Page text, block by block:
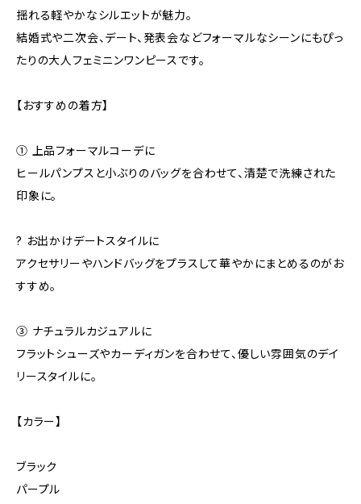
揺れる軽やかなシルエットが魅力。
結婚式や二次会、デート、発表会などフォーマルなシーンにもぴっ
たりの大人フェミニンワンピースです。
【おすすめの着方】
① 上品フォーマルコーデに
ヒールパンプスと小ぶりのバッグを合わせて、清楚で洗練された
印象に。
? お出かけデートスタイルに
アクセサリーやハンドバッグをプラスして華やかにまとめるのがお
すすめ。
③ ナチュラルカジュアルに
フラットシューズやカーディガンを合わせて、優しい雰囲気のデイ
リースタイルに。
【カラー】
ブラック
パープル